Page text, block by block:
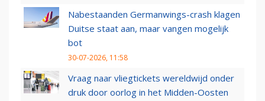
Nabestaanden Germanwings-crash klagen
Duitse staat aan, maar vangen mogelijk
bot
30-07-2026, 11:58
Vraag naar vliegtickets wereldwijd onder
druk door oorlog in het Midden-Oosten